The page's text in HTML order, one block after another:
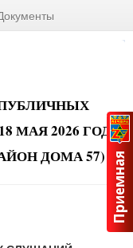
МАЯ 2026 ГОДА,
ДОМА 57)